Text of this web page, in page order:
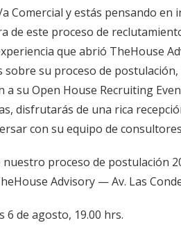
Comercial y estás pensando
de este proceso de
que abrió TheHouse
sobre su proceso de
a su Open House Recruiting
disfrutarás de una rica
con su equipo de
proceso de postulación
Advisory — Av. Las
6 de agosto, 19.00 hrs.